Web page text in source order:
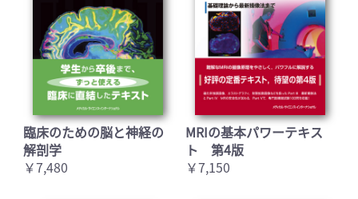
臨床のための脳と神経の
解剖学
￥7,480
MRIの基本パワーテキス
ト 第4版
￥7,150